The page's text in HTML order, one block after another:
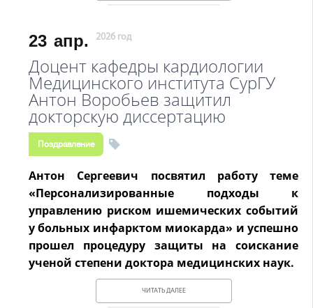
23 апр. 2026 год
Доцент кафедры кардиологии
Медицинского института СурГУ
Антон Воробьев защитил
докторскую диссертацию
Поздравление
Антон Сергеевич посвятил работу теме
«Персонализированные подходы к
управлению риском ишемических событий
у больных инфарктом миокарда» и успешно
прошел процедуру защиты на соискание
ученой степени доктора медицинских наук.
ЧИТАТЬ ДАЛЕЕ